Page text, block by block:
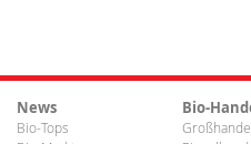
News
Bio-Tops
Bio-